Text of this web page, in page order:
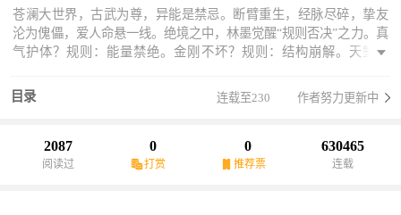
苍澜大世界，古武为尊，异能是禁忌。断臂重生，经脉尽碎，挚友
沦为傀儡，爱人命悬一线。绝境之中，林墨觉醒“规则否决”之力。真
气护体？规则：能量禁绝。金刚不坏？规则：结构崩解。天堑鸿
爱，带着一台没有感情的杀戮机器，向着那座名为“昆仑”的绝巅，发
起最疯狂的冲锋。“既然这世道不讲道理，那我便做那唯一的规则。”
目录 连载至230 作者努力更新中
2087
阅读过
0
打赏
0
推荐票
630465
连载